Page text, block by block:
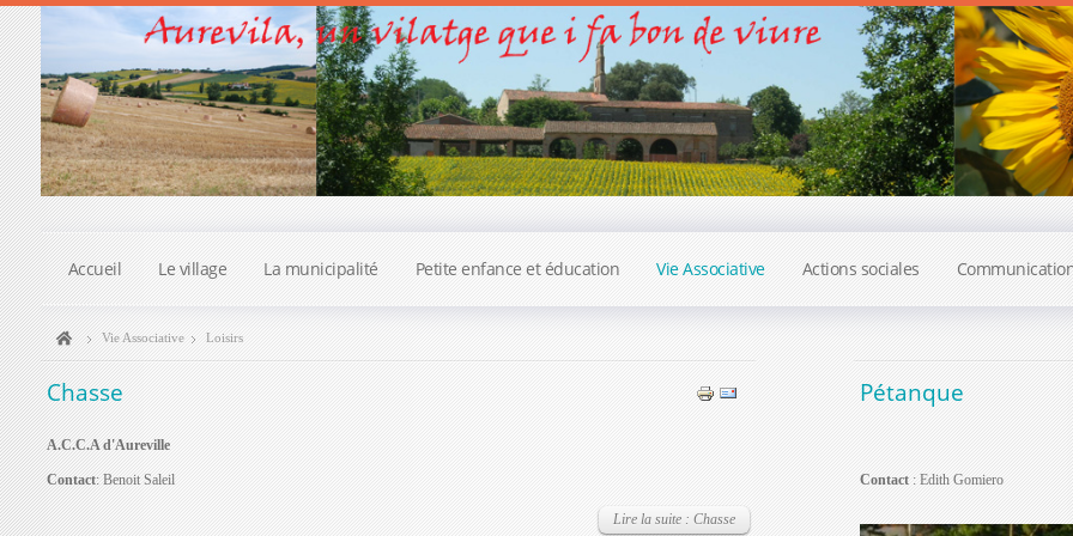
Accueil Le village La municipalité Petite enfance et éducation Vie Associative Actions sociales
Vie Associative Loisirs
Chasse
A.C.C.A d'Aureville
Contact: Benoit Saleil
Lire la suite : Chasse
Pétanque
Contact : Edith Gomiero